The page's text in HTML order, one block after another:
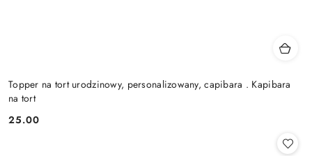
Topper na tort urodzinowy, personalizowany, capibara . Kapibara
na tort
Cena:
25.00